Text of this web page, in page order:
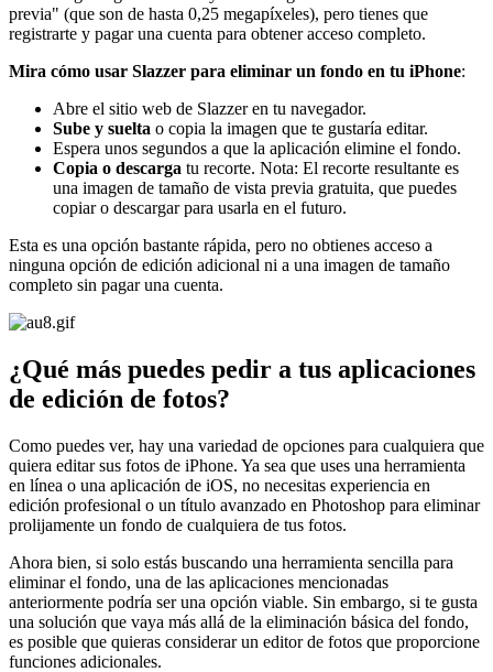
previa" (que son de hasta 0,25 megapíxeles), pero tienes que
registrarte y pagar una cuenta para obtener acceso completo.
Mira cómo usar Slazzer para eliminar un fondo en tu iPhone:
Abre el sitio web de Slazzer en tu navegador.
Sube y suelta o copia la imagen que te gustaría editar.
Espera unos segundos a que la aplicación elimine el fondo.
Copia o descarga tu recorte. Nota: El recorte resultante es
una imagen de tamaño de vista previa gratuita, que puedes
copiar o descargar para usarla en el futuro.
Esta es una opción bastante rápida, pero no obtienes acceso a
ninguna opción de edición adicional ni a una imagen de tamaño
completo sin pagar una cuenta.
¿Qué más puedes pedir a tus aplicaciones
de edición de fotos?
Como puedes ver, hay una variedad de opciones para cualquiera que
quiera editar sus fotos de iPhone. Ya sea que uses una herramienta
en línea o una aplicación de iOS, no necesitas experiencia en
edición profesional o un título avanzado en Photoshop para eliminar
prolijamente un fondo de cualquiera de tus fotos.
Ahora bien, si solo estás buscando una herramienta sencilla para
eliminar el fondo, una de las aplicaciones mencionadas
anteriormente podría ser una opción viable. Sin embargo, si te gusta
una solución que vaya más allá de la eliminación básica del fondo,
es posible que quieras considerar un editor de fotos que proporcione
funciones adicionales.